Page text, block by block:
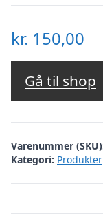
kr. 150,00
Gå til shop
Varenummer
Kategori: Produkter